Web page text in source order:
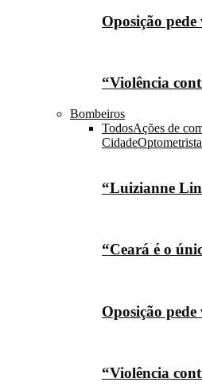
Oposição
“Violência
Bombeiros
TodosAções de
Cidade
“Luizianne
“Ceará é o
Oposição
“Violência